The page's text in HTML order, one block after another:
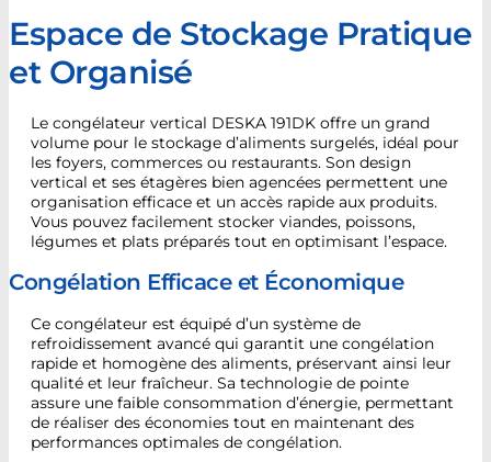
Espace de Stockage Pratique
et Organisé
Le congélateur vertical DESKA 191DK offre un grand
volume pour le stockage d’aliments surgelés, idéal pour
les foyers, commerces ou restaurants. Son design
vertical et ses étagères bien agencées permettent une
organisation efficace et un accès rapide aux produits.
Vous pouvez facilement stocker viandes, poissons,
légumes et plats préparés tout en optimisant l’espace.
Congélation Efficace et Économique
Ce congélateur est équipé d’un système de
refroidissement avancé qui garantit une congélation
rapide et homogène des aliments, préservant ainsi leur
qualité et leur fraîcheur. Sa technologie de pointe
assure une faible consommation d’énergie, permettant
de réaliser des économies tout en maintenant des
performances optimales de congélation.